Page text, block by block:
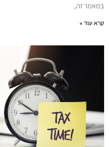
במאמר זה,
קרא עוד »